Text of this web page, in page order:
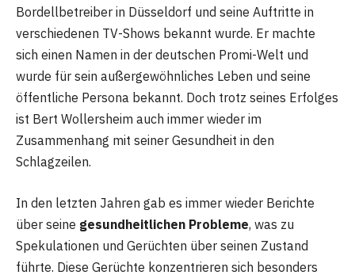
Bordellbetreiber in Düsseldorf und seine Auftritte in
verschiedenen TV-Shows bekannt wurde. Er machte
sich einen Namen in der deutschen Promi-Welt und
wurde für sein außergewöhnliches Leben und seine
öffentliche Persona bekannt. Doch trotz seines Erfolges
ist Bert Wollersheim auch immer wieder im
Zusammenhang mit seiner Gesundheit in den
Schlagzeilen.
In den letzten Jahren gab es immer wieder Berichte
über seine gesundheitlichen Probleme, was zu
Spekulationen und Gerüchten über seinen Zustand
führte. Diese Gerüchte konzentrieren sich besonders